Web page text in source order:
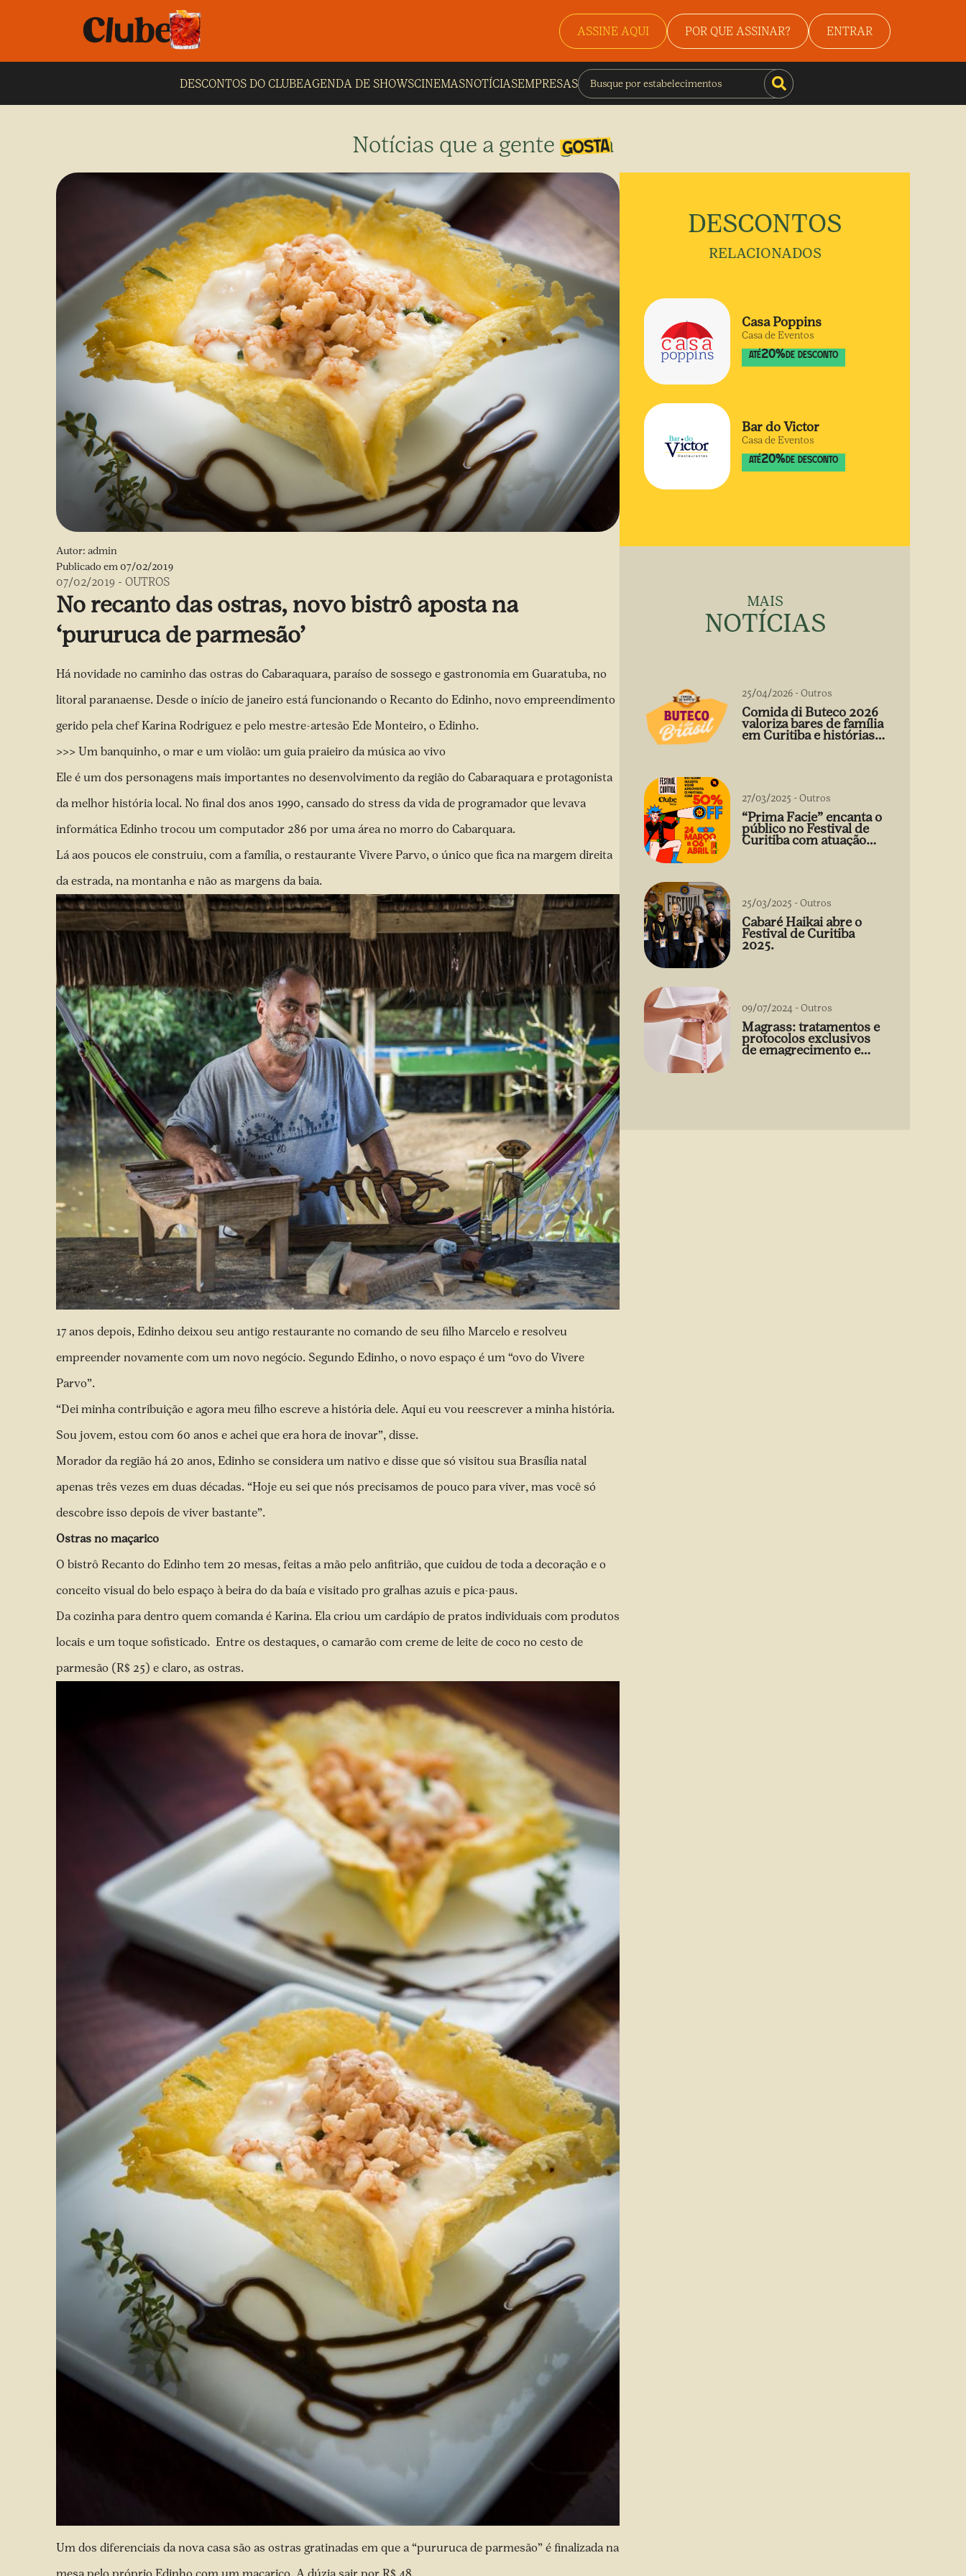
ASSINE AQUI POR QUE ASSINAR? ENTRAR
DESCONTOS DO CLUBEAGENDA DE SHOWSCINEMASNOTÍCIASEMPRESAS
Notícias que a gente gosta
Autor: admin
Publicado em07/02/2019
07/02/2019 - OUTROS
No recanto das ostras, novo bistrô aposta na
‘pururuca de parmesão’
Há novidade no caminho das ostras do Cabaraquara, paraíso de sossego e gastronomia em Guaratuba, no
litoral paranaense. Desde o início de janeiro está funcionando o Recanto do Edinho, novo empreendimento
gerido pela chef Karina Rodriguez e pelo mestre-artesão Ede Monteiro, o Edinho.
>>> Um banquinho, o mar e um violão: um guia praieiro da música ao vivo
Ele é um dos personagens mais importantes no desenvolvimento da região do Cabaraquara e protagonista
da melhor história local. No final dos anos 1990, cansado do stress da vida de programador que levava
informática Edinho trocou um computador 286 por uma área no morro do Cabarquara.
Lá aos poucos ele construiu, com a família, o restaurante Vivere Parvo, o único que fica na margem direita
da estrada, na montanha e não as margens da baia.
17 anos depois, Edinho deixou seu antigo restaurante no comando de seu filho Marcelo e resolveu
empreender novamente com um novo negócio. Segundo Edinho, o novo espaço é um “ovo do Vivere
Parvo”.
“Dei minha contribuição e agora meu filho escreve a história dele. Aqui eu vou reescrever a minha história.
Sou jovem, estou com 60 anos e achei que era hora de inovar”, disse.
Morador da região há 20 anos, Edinho se considera um nativo e disse que só visitou sua Brasília natal
apenas três vezes em duas décadas. “Hoje eu sei que nós precisamos de pouco para viver, mas você só
descobre isso depois de viver bastante”.
Ostras no maçarico
O bistrô Recanto do Edinho tem 20 mesas, feitas a mão pelo anfitrião, que cuidou de toda a decoração e o
conceito visual do belo espaço à beira do da baía e visitado pro gralhas azuis e pica-paus.
Da cozinha para dentro quem comanda é Karina. Ela criou um cardápio de pratos individuais com produtos
locais e um toque sofisticado. Entre os destaques, o camarão com creme de leite de coco no cesto de
parmesão (R$ 25) e claro, as ostras.
Um dos diferenciais da nova casa são as ostras gratinadas em que a “pururuca de parmesão” é finalizada na
DESCONTOS
RELACIONADOS
Casa Poppins
Casa de Eventos
ATÉ20%DE DESCONTO
Bar do Victor
Casa de Eventos
ATÉ20%DE DESCONTO
MAIS
NOTÍCIAS
25/04/2026 -Outros
Comida di Buteco 2026
valoriza bares de família
em Curitiba e histórias
27/03/2025 -Outros
“Prima Facie” encanta o
público no Festival de
Curitiba com atuação
arrebatadora de Débora
25/03/2025 -Outros
Cabaré Haikai abre o
Festival de Curitiba
2025.
09/07/2024 -Outros
Magrass: tratamentos e
protocolos exclusivos
de emagrecimento e
estética sem uso de